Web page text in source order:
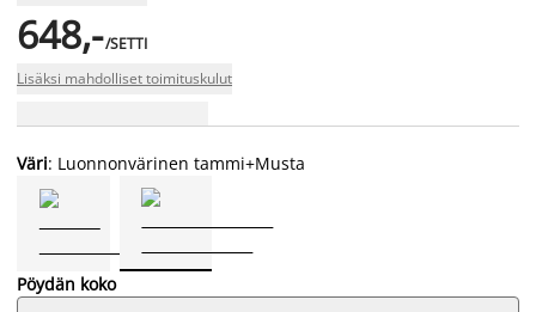
648,-/SETTI
Lisäksi mahdolliset toimituskulut
Väri: Luonnonvärinen tammi+Musta
Pöydän koko